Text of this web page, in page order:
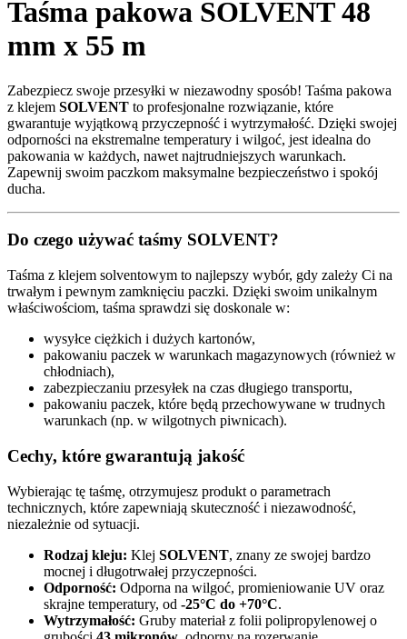
Taśma pakowa SOLVENT 48
mm x 55 m
Zabezpiecz swoje przesyłki w niezawodny sposób! Taśma pakowa
z klejem SOLVENT to profesjonalne rozwiązanie, które
gwarantuje wyjątkową przyczepność i wytrzymałość. Dzięki swojej
odporności na ekstremalne temperatury i wilgoć, jest idealna do
pakowania w każdych, nawet najtrudniejszych warunkach.
Zapewnij swoim paczkom maksymalne bezpieczeństwo i spokój
ducha.
Do czego używać taśmy SOLVENT?
Taśma z klejem solventowym to najlepszy wybór, gdy zależy Ci na
trwałym i pewnym zamknięciu paczki. Dzięki swoim unikalnym
właściwościom, taśma sprawdzi się doskonale w:
wysyłce ciężkich i dużych kartonów,
pakowaniu paczek w warunkach magazynowych (również w
chłodniach),
zabezpieczaniu przesyłek na czas długiego transportu,
pakowaniu paczek, które będą przechowywane w trudnych
warunkach (np. w wilgotnych piwnicach).
Cechy, które gwarantują jakość
Wybierając tę taśmę, otrzymujesz produkt o parametrach
technicznych, które zapewniają skuteczność i niezawodność,
niezależnie od sytuacji.
Rodzaj kleju: Klej SOLVENT, znany ze swojej bardzo
mocnej i długotrwałej przyczepności.
Odporność: Odporna na wilgoć, promieniowanie UV oraz
skrajne temperatury, od -25°C do +70°C.
Wytrzymałość: Gruby materiał z folii polipropylenowej o